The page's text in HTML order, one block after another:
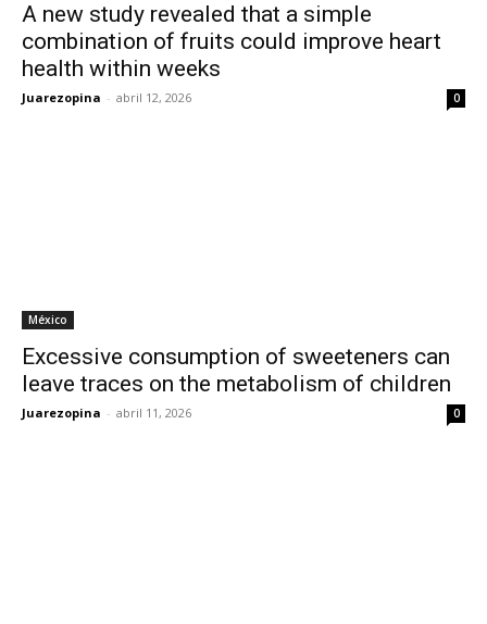
A new study revealed that a simple
combination of fruits could improve heart
health within weeks
Juarezopina - abril 12, 2026 0
México
Excessive consumption of sweeteners can
leave traces on the metabolism of children
Juarezopina - abril 11, 2026 0